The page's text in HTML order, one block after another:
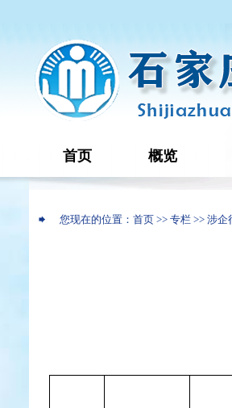
首页 概览
您现在的位置：首页 >> 专栏 >> 涉企